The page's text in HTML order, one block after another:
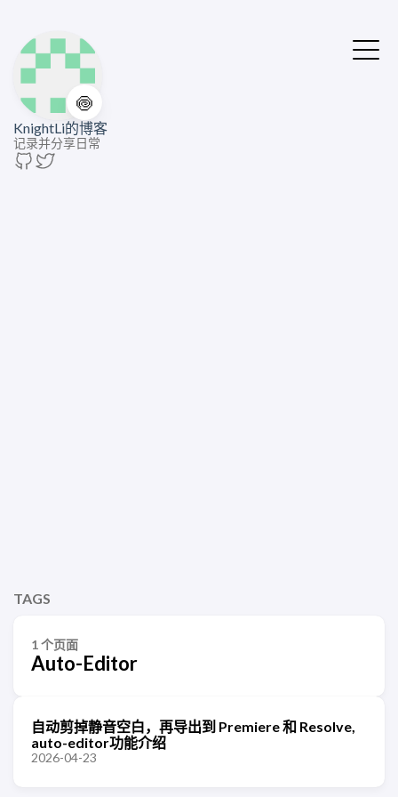
🍥
KnightLi的博客
记录并分享日常
TAGS
1 个页面
Auto-Editor
自动剪掉静音空白，再导出到 Premiere 和 Resolve,
auto-editor功能介绍
2026-04-23